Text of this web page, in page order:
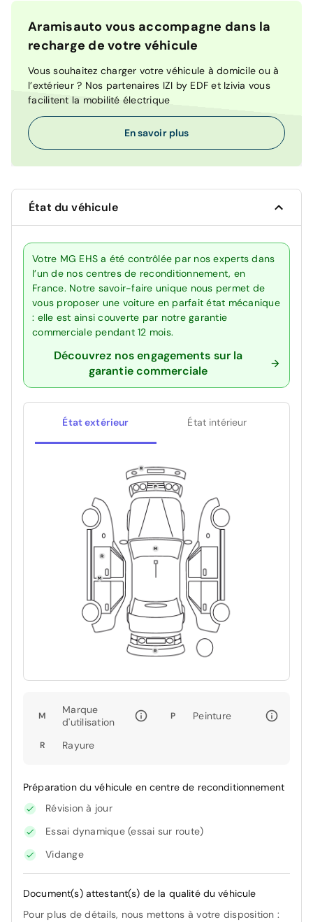
Aramisauto vous accompagne dans la
recharge de votre véhicule
Vous souhaitez charger votre véhicule à domicile ou à
l’extérieur ? Nos partenaires IZI by EDF et Izivia vous
facilitent la mobilité électrique
En savoir plus
État du véhicule
Votre MG EHS a été contrôlée par nos experts dans
l’un de nos centres de reconditionnement, en
France. Notre savoir-faire unique nous permet de
vous proposer une voiture en parfait état mécanique
: elle est ainsi couverte par notre garantie
commerciale pendant 12 mois.
Découvrez nos engagements sur la
garantie commerciale
État extérieur État intérieur
M
Marque
d'utilisation
P Peinture
R Rayure
Préparation du véhicule en centre de reconditionnement
Révision à jour
Essai dynamique (essai sur route)
Vidange
Document(s) attestant(s) de la qualité du véhicule
Pour plus de détails, nous mettons à votre disposition :